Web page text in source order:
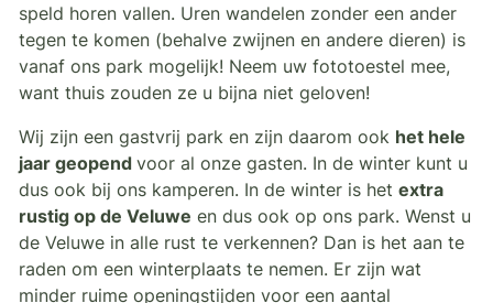
speld horen vallen. Uren wandelen zonder een ander
tegen te komen (behalve zwijnen en andere dieren) is
vanaf ons park mogelijk! Neem uw fototoestel mee,
want thuis zouden ze u bijna niet geloven!
Wij zijn een gastvrij park en zijn daarom ook het hele
jaar geopendvoor al onze gasten. In de winter kunt u
dus ook bij ons kamperen. In de winter is hetextra
rustig op de Veluwe en dus ook op ons park. Wenst u
de Veluwe in alle rust te verkennen? Dan is het aan te
raden om een winterplaats te nemen. Er zijn wat
minder ruime openingstijden voor een aantal